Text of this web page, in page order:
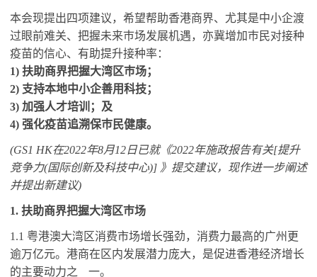
本会现提出四项建议，希望帮助香港商界、尤其是中小企渡
过眼前难关、把握未来巿场发展机遇，亦冀增加巿民对接种
疫苗的信心、有助提升接种率：
1) 扶助商界把握大湾区巿场；
2) 支持本地中小企善用科技；
3) 加强人才培训；及
4) 强化疫苗追溯保巿民健康。
(GS1 HK在2022年8月12日已就《2022年施政报告有关[提升
竞争力(国际创新及科技中心)] 》提交建议，现作进一步阐述
并提出新建议)
1. 扶助商界把握大湾区巿场
1.1 粤港澳大湾区消费市场增长强劲，消费力最高的广州更
逾万亿元。港商在区内发展潜力庞大，是促进香港经济增长
的主要动力之
一。